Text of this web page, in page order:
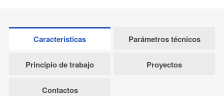
Características Parámetros técnicos
Principio de trabajo Proyectos
Contactos